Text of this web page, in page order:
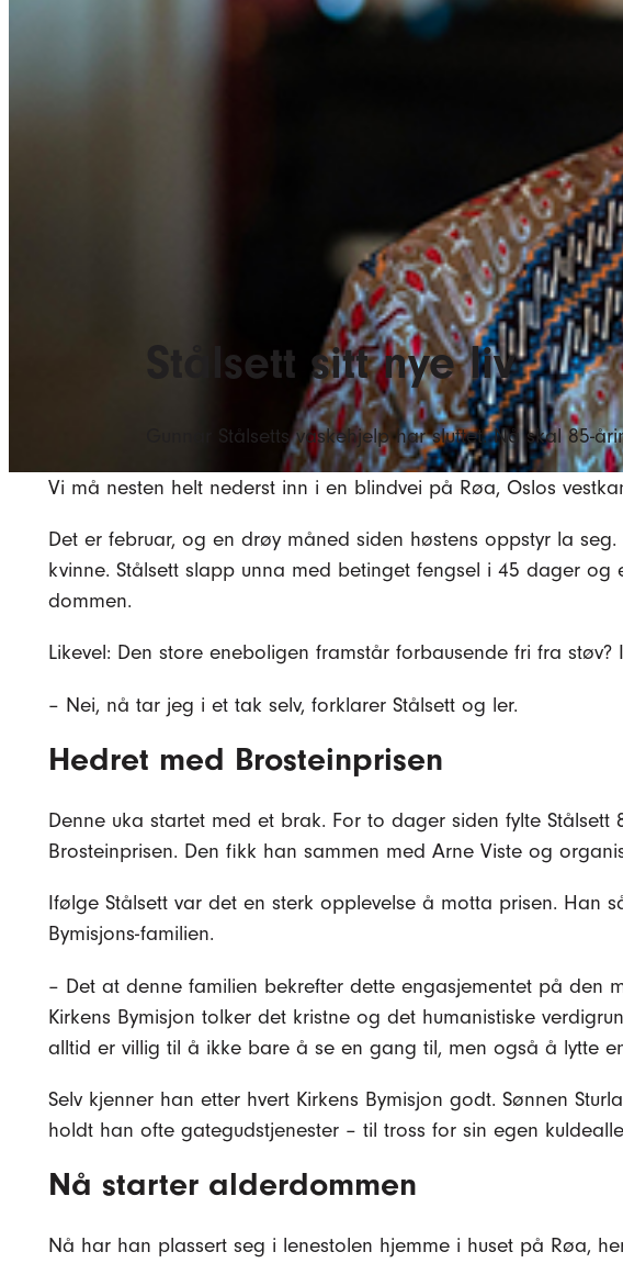
Stålsett sitt nye liv
Gunnar Stålsetts vaskehjelp har sluttet. Nå skal
Vi må nesten helt nederst inn i en blindvei på Røa, Oslos
Det er februar, og en drøy måned siden høstens oppstyr la
kvinne. Stålsett slapp unna med betinget fengsel i 45 dager
dommen.
Likevel: Den store eneboligen framstår forbausende fri fra støv?
– Nei, nå tar jeg i et tak selv, forklarer Stålsett og ler.
Hedret med Brosteinprisen
Denne uka startet med et brak. For to dager siden fylte
Brosteinprisen. Den fikk han sammen med Arne Viste og
Ifølge Stålsett var det en sterk opplevelse å motta prisen. Han
Bymisjons-familien.
– Det at denne familien bekrefter dette engasjementet på den
Kirkens Bymisjon tolker det kristne og det humanistiske
alltid er villig til å ikke bare å se en gang til, men også å lytte
Selv kjenner han etter hvert Kirkens Bymisjon godt. Sønnen
holdt han ofte gategudstjenester – til tross for sin egen
Nå starter alderdommen
Nå har han plassert seg i lenestolen hjemme i huset på Røa,